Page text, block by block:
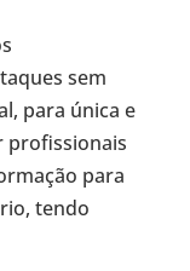
sem
para única e
profissionais
para
tendo